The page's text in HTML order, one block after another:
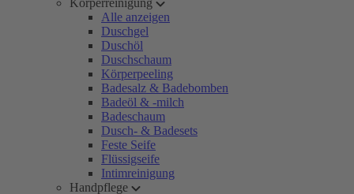
Körperreinigung
Alle anzeigen
Duschgel
Duschöl
Duschschaum
Körperpeeling
Badesalz & Badebomben
Badeöl & -milch
Badeschaum
Dusch- & Badesets
Feste Seife
Flüssigseife
Intimreinigung
Handpflege